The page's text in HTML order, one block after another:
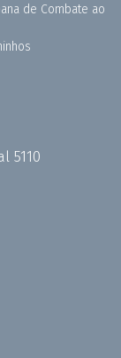
de Combate ao
5110